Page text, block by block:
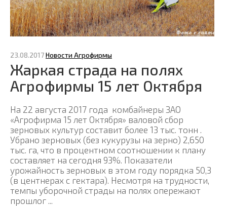
23.08.2017Новости Агрофирмы
Жаркая страда на полях
Агрофирмы 15 лет Октября
На 22 августа 2017 года комбайнеры ЗАО
«Агрофирма 15 лет Октября» валовой сбор
зерновых культур составит более 13 тыс. тонн .
Убрано зерновых (без кукурузы на зерно) 2,650
тыс. га, что в процентном соотношении к плану
составляет на сегодня 93%. Показатели
урожайность зерновых в этом году порядка 50,3
(в центнерах с гектара). Несмотря на трудности,
темпы уборочной страды на полях опережают
прошлог ...